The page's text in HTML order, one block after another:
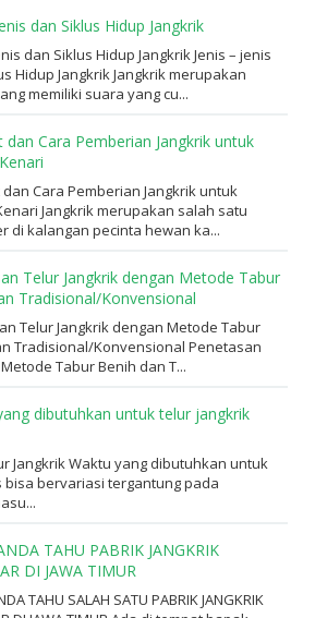
dan Siklus Hidup Jangkrik
dan Siklus Hidup Jangkrik Jenis – jenis
Hidup Jangkrik Jangkrik merupakan
memiliki suara yang cu...
dan Cara Pemberian Jangkrik untuk
Cara Pemberian Jangkrik untuk
Jangkrik merupakan salah satu
di kalangan pecinta hewan ka...
Telur Jangkrik dengan Metode Tabur
Tradisional/Konvensional
Telur Jangkrik dengan Metode Tabur
Tradisional/Konvensional Penetasan
Tabur Benih dan T...
dibutuhkan untuk telur jangkrik
Jangkrik Waktu yang dibutuhkan untuk
bervariasi tergantung pada
TAHU PABRIK JANGKRIK
DI JAWA TIMUR
TAHU SALAH SATU PABRIK JANGKRIK